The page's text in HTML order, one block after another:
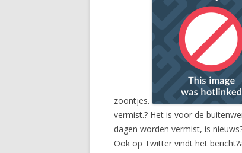
zoontjes.
vermist.? Het is voor de
dagen worden vermist, is
Ook op Twitter vindt het